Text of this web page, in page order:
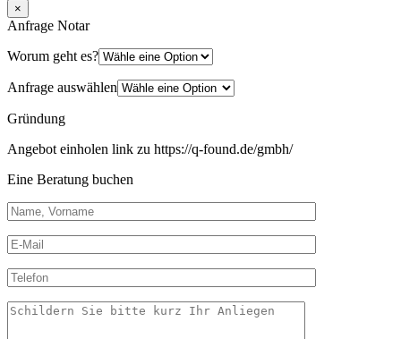
×
Anfrage Notar
Worum geht es?
Anfrage auswählen
Gründung
Angebot einholen link zu https://q-found.de/gmbh/
Eine Beratung buchen